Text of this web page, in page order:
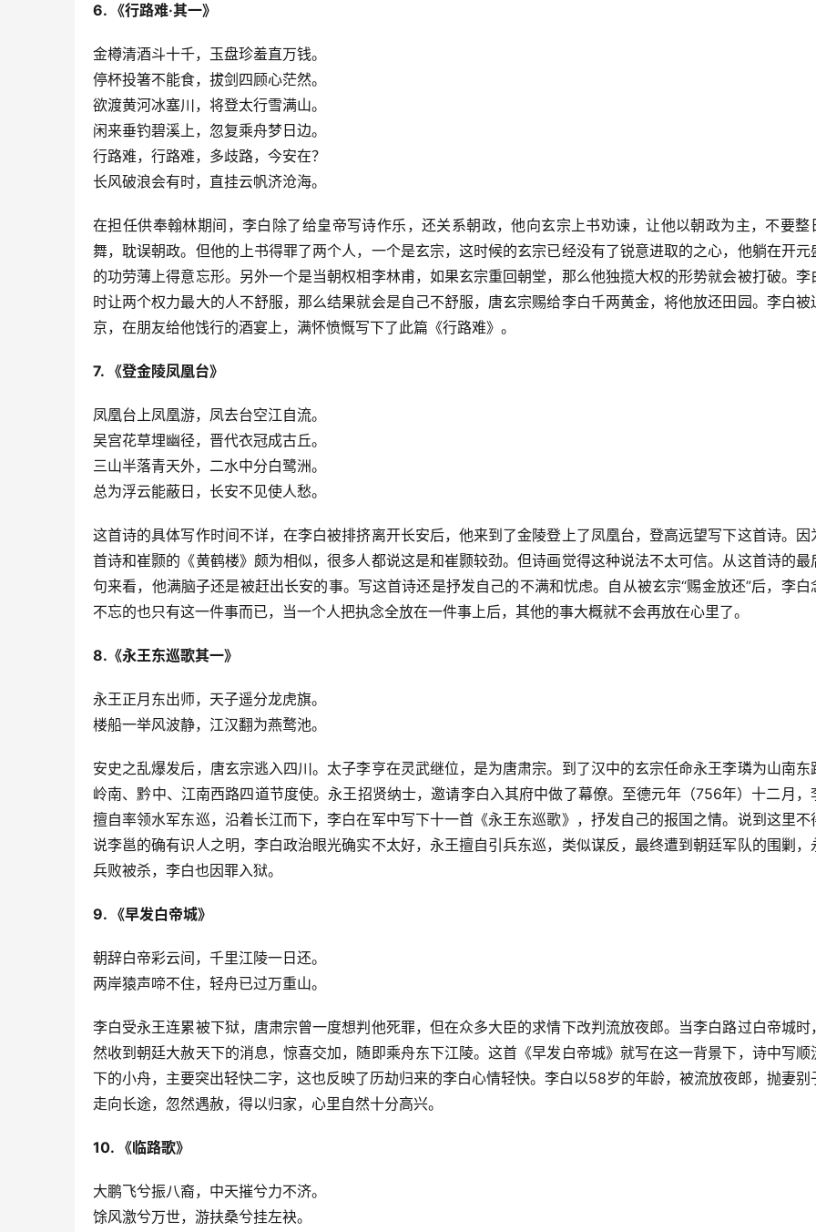
6. 《行路难·其一》
金樽清酒斗十千，玉盘珍羞直万钱。
停杯投箸不能食，拔剑四顾心茫然。
欲渡黄河冰塞川，将登太行雪满山。
闲来垂钓碧溪上，忽复乘舟梦日边。
行路难，行路难，多歧路，今安在？
长风破浪会有时，直挂云帆济沧海。
在担任供奉翰林期间，李白除了给皇帝写诗作乐，还关系朝政，他向玄宗上书劝谏，让他以朝政为主，不要整
舞，耽误朝政。但他的上书得罪了两个人，一个是玄宗，这时候的玄宗已经没有了锐意进取的之心，他躺在开元
的功劳薄上得意忘形。另外一个是当朝权相李林甫，如果玄宗重回朝堂，那么他独揽大权的形势就会被打破。李
时让两个权力最大的人不舒服，那么结果就会是自己不舒服，唐玄宗赐给李白千两黄金，将他放还田园。李白被
京，在朋友给他饯行的酒宴上，满怀愤慨写下了此篇《行路难》。
7. 《登金陵凤凰台》
凤凰台上凤凰游，凤去台空江自流。
吴宫花草埋幽径，晋代衣冠成古丘。
三山半落青天外，二水中分白鹭洲。
总为浮云能蔽日，长安不见使人愁。
这首诗的具体写作时间不详，在李白被排挤离开长安后，他来到了金陵登上了凤凰台，登高远望写下这首诗。因
首诗和崔颢的《黄鹤楼》颇为相似，很多人都说这是和崔颢较劲。但诗画觉得这种说法不太可信。从这首诗的最
句来看，他满脑子还是被赶出长安的事。写这首诗还是抒发自己的不满和忧虑。自从被玄宗“赐金放还”后，李白
不忘的也只有这一件事而已，当一个人把执念全放在一件事上后，其他的事大概就不会再放在心里了。
8.《永王东巡歌其一》
永王正月东出师，天子遥分龙虎旗。
楼船一举风波静，江汉翻为燕鹜池。
安史之乱爆发后，唐玄宗逃入四川。太子李亨在灵武继位，是为唐肃宗。到了汉中的玄宗任命永王李璘为山南东
岭南、黔中、江南西路四道节度使。永王招贤纳士，邀请李白入其府中做了幕僚。至德元年（756年）十二月，
擅自率领水军东巡，沿着长江而下，李白在军中写下十一首《永王东巡歌》，抒发自己的报国之情。说到这里不
说李邕的确有识人之明，李白政治眼光确实不太好，永王擅自引兵东巡，类似谋反，最终遭到朝廷军队的围剿，
兵败被杀，李白也因罪入狱。
9. 《早发白帝城》
朝辞白帝彩云间，千里江陵一日还。
两岸猿声啼不住，轻舟已过万重山。
李白受永王连累被下狱，唐肃宗曾一度想判他死罪，但在众多大臣的求情下改判流放夜郎。当李白路过白帝城时
然收到朝廷大赦天下的消息，惊喜交加，随即乘舟东下江陵。这首《早发白帝城》就写在这一背景下，诗中写顺
下的小舟，主要突出轻快二字，这也反映了历劫归来的李白心情轻快。李白以58岁的年龄，被流放夜郎，抛妻别
走向长途，忽然遇赦，得以归家，心里自然十分高兴。
10. 《临路歌》
大鹏飞兮振八裔，中天摧兮力不济。
馀风激兮万世，游扶桑兮挂左袂。